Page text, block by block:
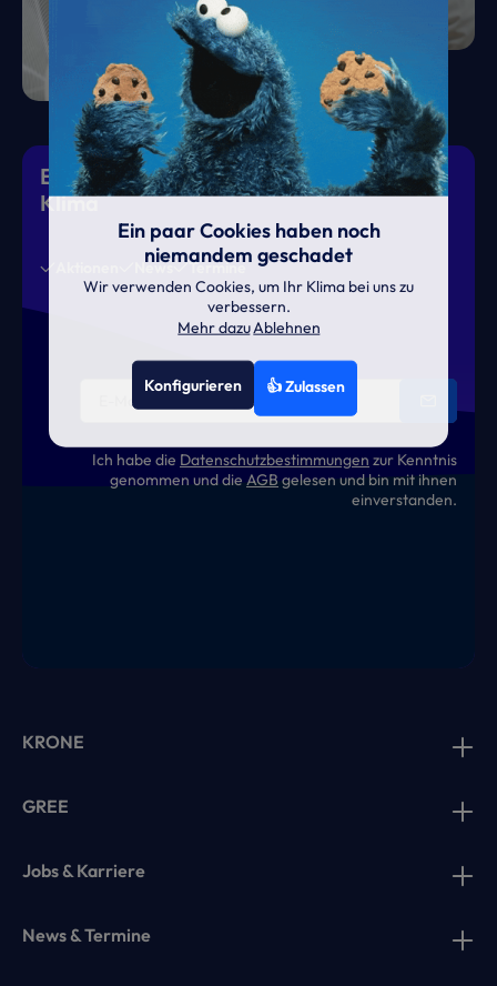
Eiskalte Deals & heiße News für gutes
Klima
News Termine
Ich habe die Datenschutzbestimmungen zur Kenntnis
genommen und die AGB gelesen und bin mit ihnen
einverstanden.
KRONE
GREE
Jobs & Karriere
News & Termine
Ein paar Cookies haben noch
niemandem geschadet
Wir verwenden Cookies, um Ihr Klima bei uns zu
verbessern.
Mehr dazuAblehnen
Konfigurieren 👍 Zulassen